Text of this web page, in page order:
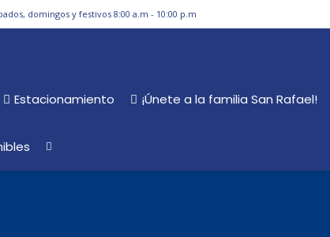
domingos y festivos 8:00 a.m - 10:00 p.m
Estacionamiento ¡Únete a la familia San Rafael!